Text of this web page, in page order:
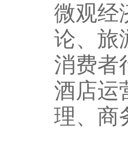
微观经
论、旅
消费者
酒店运
理、商